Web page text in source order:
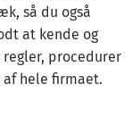
så du også
at kende og
procedurer
af hele firmaet.